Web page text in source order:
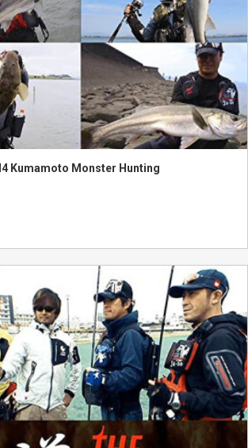
Kumamoto Monster Hunting